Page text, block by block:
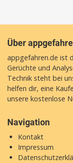
Über
appgefahren.de ist
Gerüchte und
Technik steht bei
helfen dir, eine
unsere kostenlose
Navigation
Kontakt
Impressum